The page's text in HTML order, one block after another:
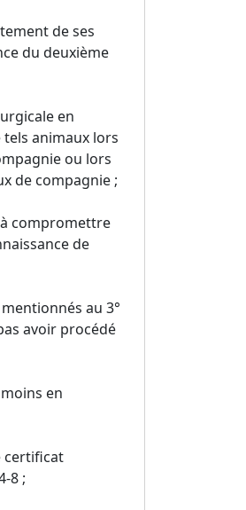
de ses
du deuxième
en
tels animaux lors
ou lors
de compagnie ;
compromettre
de
au 3°
avoir procédé
en
certificat
8 ;